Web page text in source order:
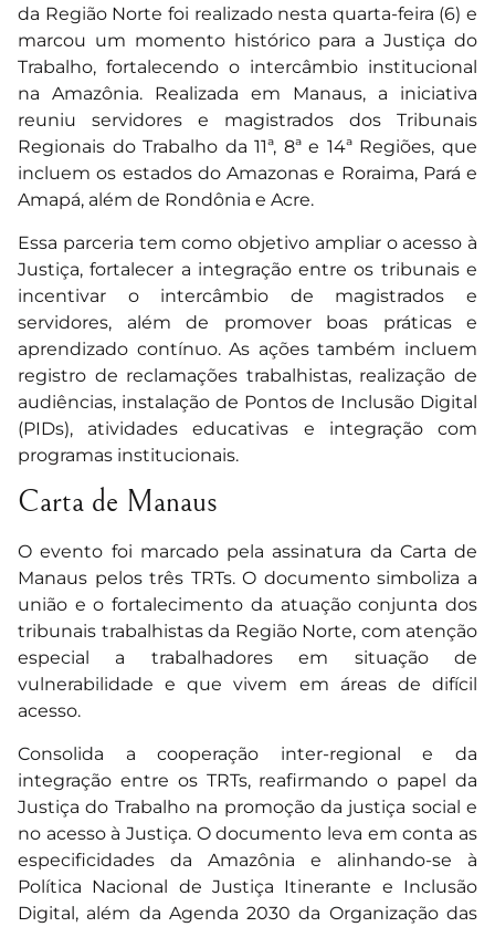
da Região Norte foi realizado nesta quarta-feira (6) e
marcou um momento histórico para a Justiça do
Trabalho, fortalecendo o intercâmbio institucional
na Amazônia. Realizada em Manaus, a iniciativa
reuniu servidores e magistrados dos Tribunais
Regionais do Trabalho da 11ª, 8ª e 14ª Regiões, que
incluem os estados do Amazonas e Roraima, Pará e
Amapá, além de Rondônia e Acre.
Essa parceria tem como objetivo ampliar o acesso à
Justiça, fortalecer a integração entre os tribunais e
incentivar o intercâmbio de magistrados e
servidores, além de promover boas práticas e
aprendizado contínuo. As ações também incluem
registro de reclamações trabalhistas, realização de
audiências, instalação de Pontos de Inclusão Digital
(PIDs), atividades educativas e integração com
programas institucionais.
Carta de Manaus
O evento foi marcado pela assinatura da Carta de
Manaus pelos três TRTs. O documento simboliza a
união e o fortalecimento da atuação conjunta dos
tribunais trabalhistas da Região Norte, com atenção
especial a trabalhadores em situação de
vulnerabilidade e que vivem em áreas de difícil
acesso.
Consolida a cooperação inter-regional e da
integração entre os TRTs, reafirmando o papel da
Justiça do Trabalho na promoção da justiça social e
no acesso à Justiça. O documento leva em conta as
especificidades da Amazônia e alinhando-se à
Política Nacional de Justiça Itinerante e Inclusão
Digital, além da Agenda 2030 da Organização das